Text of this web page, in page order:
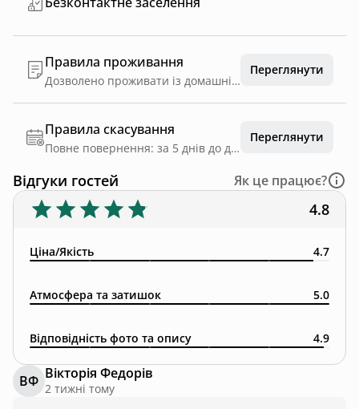
Правила проживання
Дозволено проживати із домашніми улюбленцями при умові залогу на хім.чистку 3000 грн ( після виселення повертається)
Переглянути
Правила скасування
Повне повернення: за 5 днів до дати заїзду
Переглянути
Відгуки гостей Як це працює?
4.8
Ціна/Якість 4.7
Атмосфера та затишок 5.0
Відповідність фото та опису 4.9
ВФ Вікторія Федорів
2 тижні тому